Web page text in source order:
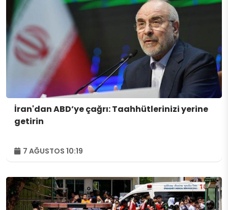
İran'dan ABD’ye çağrı: Taahhütlerinizi yerine
getirin
7 AĞUSTOS 10:19